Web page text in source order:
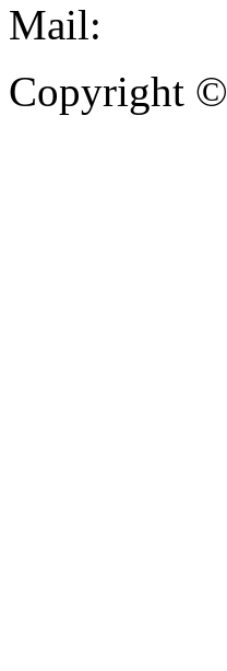
Mail:
Copyright ©